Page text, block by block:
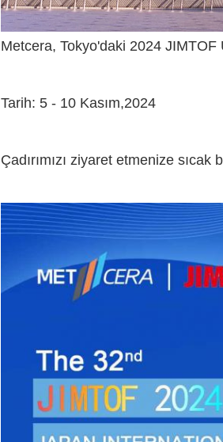
Metcera, Tokyo'daki 2024 JIMTOF
Tarih: 5 - 10 Kasım,2024
Çadırımızı ziyaret etmenize